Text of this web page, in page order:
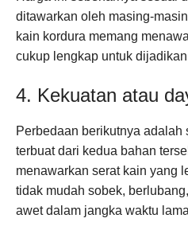
ditawarkan oleh masing-
kain kordura memang
cukup lengkap untuk
4. Kekuatan atau
Perbedaan berikutnya adalah
terbuat dari kedua bahan
menawarkan serat kain yang
tidak mudah sobek,
awet dalam jangka waktu